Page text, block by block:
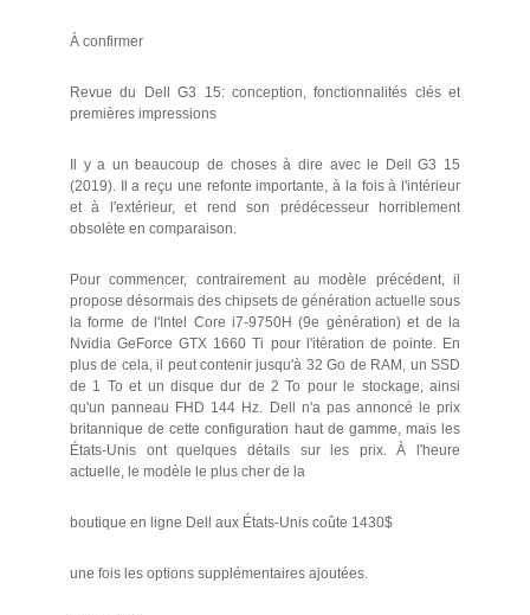
À confirmer
Revue du Dell G3 15: conception, fonctionnalités clés et
premières impressions
Il y a un beaucoup de choses à dire avec le Dell G3 15
(2019). Il a reçu une refonte importante, à la fois à l'intérieur
et à l'extérieur, et rend son prédécesseur horriblement
obsolète en comparaison.
Pour commencer, contrairement au modèle précédent, il
propose désormais des chipsets de génération actuelle sous
la forme de l'Intel Core i7-9750H (9e génération) et de la
Nvidia GeForce GTX 1660 Ti pour l'itération de pointe. En
plus de cela, il peut contenir jusqu'à 32 Go de RAM, un SSD
de 1 To et un disque dur de 2 To pour le stockage, ainsi
qu'un panneau FHD 144 Hz. Dell n'a pas annoncé le prix
britannique de cette configuration haut de gamme, mais les
États-Unis ont quelques détails sur les prix. À l'heure
actuelle, le modèle le plus cher de la
boutique en ligne Dell aux États-Unis coûte 1430$
une fois les options supplémentaires ajoutées.